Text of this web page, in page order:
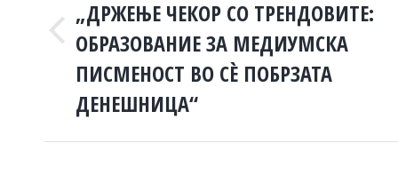
Previous
post:
„ДРЖЕЊЕ ЧЕКОР СО ТРЕНДОВИТЕ:
ОБРАЗОВАНИЕ ЗА МЕДИУМСКА
ПИСМЕНОСТ ВО СÈ ПОБРЗАТА
ДЕНЕШНИЦА“